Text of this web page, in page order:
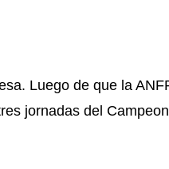
Luego de que la
jornadas del